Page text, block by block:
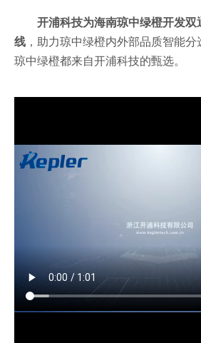
开浦科技为海南琼中绿橙开发双
线 ，助力琼中绿橙内外部品质智能
琼中绿橙都来自开浦科技的甄选。